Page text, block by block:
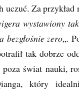
Za przykład
wystawiony
bezgłośnie zero„.
tak dobrze
świat nauki,
który